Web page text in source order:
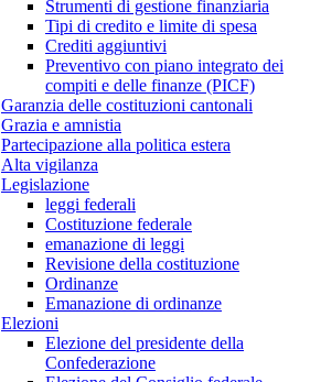
Strumenti di gestione finanziaria
Tipi di credito e limite di spesa
Crediti aggiuntivi
Preventivo con piano integrato dei
compiti e delle finanze (PICF)
Garanzia delle costituzioni cantonali
Grazia e amnistia
Partecipazione alla politica estera
Alta vigilanza
Legislazione
leggi federali
Costituzione federale
emanazione di leggi
Revisione della costituzione
Ordinanze
Emanazione di ordinanze
Elezioni
Elezione del presidente della
Confederazione